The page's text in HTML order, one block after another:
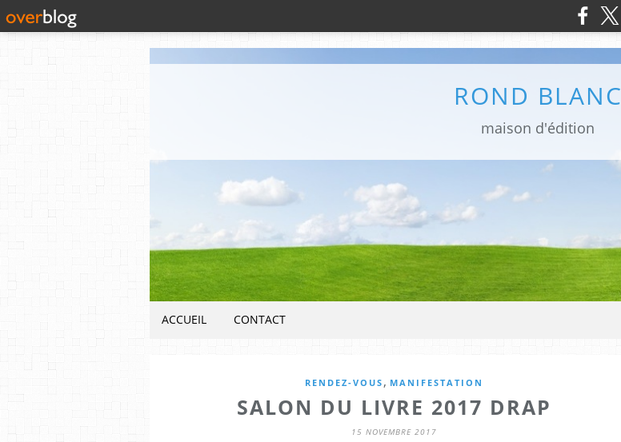
ROND BLANC
maison d'édition
ACCUEIL CONTACT
RENDEZ-VOUS , MANIFESTATION
SALON DU LIVRE 2017 DRAP
15 NOVEMBRE 2017